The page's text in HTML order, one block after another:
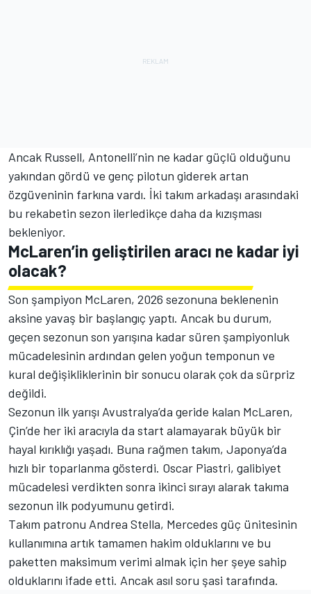
Ancak Russell, Antonelli’nin ne kadar güçlü olduğunu
yakından gördü ve genç pilotun giderek artan
özgüveninin farkına vardı. İki takım arkadaşı arasındaki
bu rekabetin sezon ilerledikçe daha da kızışması
bekleniyor.
McLaren’in geliştirilen aracı ne kadar iyi
olacak?
Son şampiyon McLaren, 2026 sezonuna beklenenin
aksine yavaş bir başlangıç yaptı. Ancak bu durum,
geçen sezonun son yarışına kadar süren şampiyonluk
mücadelesinin ardından gelen yoğun temponun ve
kural değişikliklerinin bir sonucu olarak çok da sürpriz
değildi.
Sezonun ilk yarışı Avustralya’da geride kalan McLaren,
Çin’de her iki aracıyla da start alamayarak büyük bir
hayal kırıklığı yaşadı. Buna rağmen takım, Japonya’da
hızlı bir toparlanma gösterdi. Oscar Piastri, galibiyet
mücadelesi verdikten sonra ikinci sırayı alarak takıma
sezonun ilk podyumunu getirdi.
Takım patronu Andrea Stella, Mercedes güç ünitesinin
kullanımına artık tamamen hakim olduklarını ve bu
paketten maksimum verimi almak için her şeye sahip
olduklarını ifade etti. Ancak asıl soru şasi tarafında.